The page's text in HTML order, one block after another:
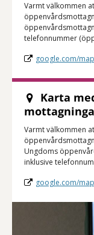
Varmt välkommen
telefonnummer
google.com/
Karta
Varmt välkommen
Ungdoms
inklusive
google.com/